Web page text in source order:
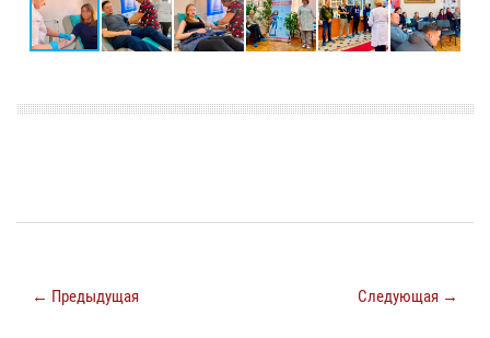
← Предыдущая Следующая →